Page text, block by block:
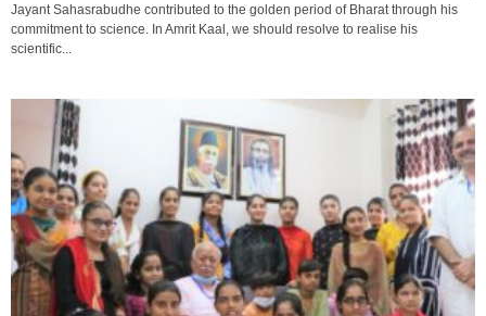
Jayant Sahasrabudhe contributed to the golden period of Bharat through his
commitment to science. In Amrit Kaal, we should resolve to realise his
scientific...